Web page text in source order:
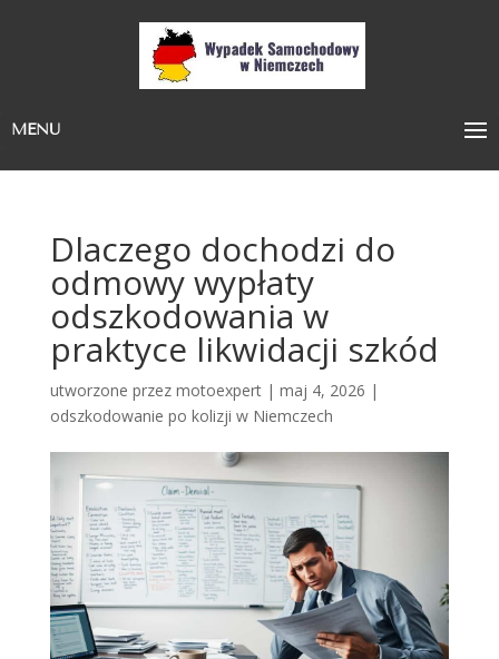
MENU
Dlaczego dochodzi do
odmowy wypłaty
odszkodowania w
praktyce likwidacji szkód
utworzone przez motoexpert| maj 4, 2026 |
odszkodowanie po kolizji w Niemczech